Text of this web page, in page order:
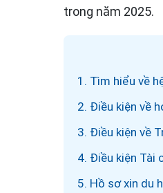
trong năm 2025.
1. Tìm hiểu về
2. Điều kiện về
3. Điều kiện về
4. Điều kiện Tài
5. Hồ sơ xin du